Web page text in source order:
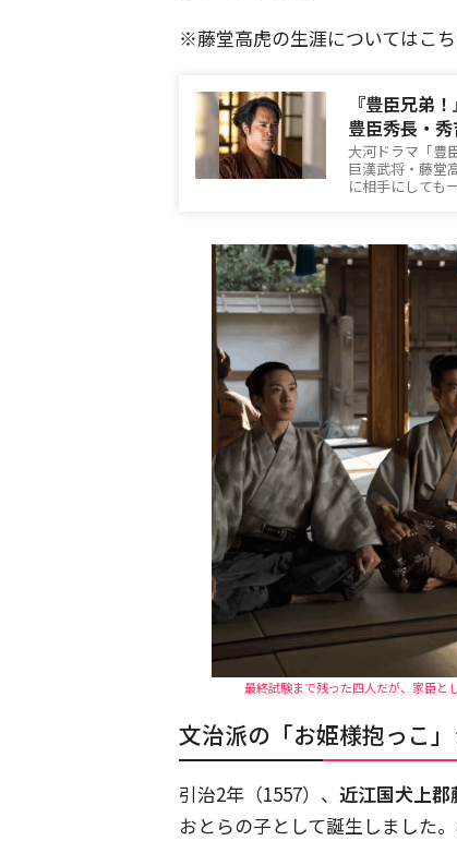
※藤堂高虎の生涯についてはこ
『豊臣兄弟
豊臣秀長・
大河ドラマ「豊
巨漢武将・藤堂
に相手にしても
最終試験まで残った四人だが、家臣と
文治派の「お姫様抱っこ
引治2年（1557）、 近江国犬上郡
おとらの子として誕生しました